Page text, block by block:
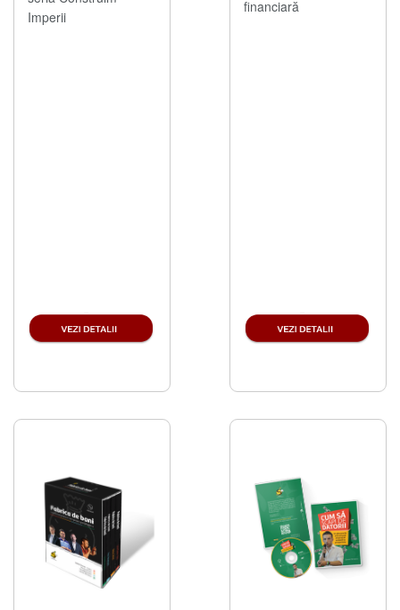
Imperii
financiară